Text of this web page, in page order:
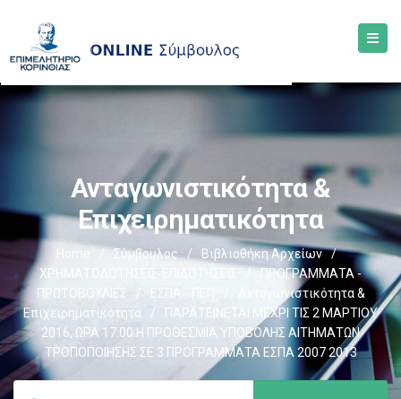
Ανταγωνιστικότητα &
Επιχειρηματικότητα
/ Σύμβουλος / Βιβλιοθήκη Αρχείων
/
ΧΡΗΜΑΤΟΔΟΤΗΣΕΙΣ-ΕΠΙΔΟΤΗΣΕΙΣ
ΠΡΟΓΡΑΜΜΑΤΑ -
ΠΡΩΤΟΒΟΥΛΙΕΣ
/ ΕΣΠΑ - ΠΕΠ
Ανταγωνιστικότητα &
Επιχειρηματικότητα
/
ΠΑΡΑΤΕΙΝΕΤΑΙ ΜΕΧΡΙ ΤΙΣ 2 ΜΑΡΤΙΟΥ
2016, ΩΡΑ 17:00 Η ΠΡΟΘΕΣΜΙΑ ΥΠΟΒΟΛΗΣ ΑΙΤΗΜΑΤΩΝ
ΤΡΟΠΟΠΟΙΗΣΗΣ ΣΕ 3 ΠΡΟΓΡΑΜΜΑΤΑ ΕΣΠΑ 2007 2013